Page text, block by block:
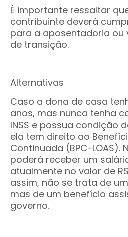
É importante ressaltar
contribuinte deverá
para a aposentadoria ou
de transição.
Alternativas
Caso a dona de casa
anos, mas nunca tenha
INSS e possua condição
ela tem direito ao
Continuada (BPC-LOAS).
poderá receber um
atualmente no valor de
assim, não se trata de
mas de um benefício
governo.